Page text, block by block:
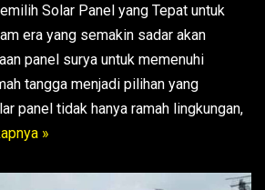
Solar Panel yang Tepat untuk
era yang semakin sadar akan
panel surya untuk memenuhi
tangga menjadi pilihan yang
panel tidak hanya ramah lingkungan,
»